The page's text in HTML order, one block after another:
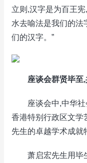
立则,汉字是为百王
水去喻法是我们的法
们的汉字。”
座谈会群贤毕至
座谈会中,中华社
香港特别行政区文学
先生的卓越学术成就
萧启宏先生用毕生